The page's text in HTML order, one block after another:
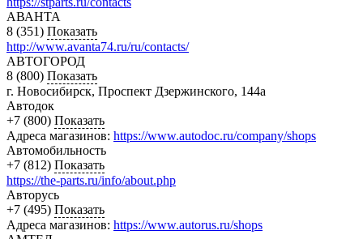
АВАНТА
8 (351) Показать
http://www.avanta74.ru/ru/contacts/
АВТОГОРОД
8 (800) Показать
г. Новосибирск, Проспект Дзержинского, 144а
Автодок
+7 (800) Показать
Адреса магазинов: https://www.autodoc.ru/company/shops
Автомобильность
+7 (812) Показать
https://the-parts.ru/info/about.php
Авторусь
+7 (495) Показать
Адреса магазинов: https://www.autorus.ru/shops